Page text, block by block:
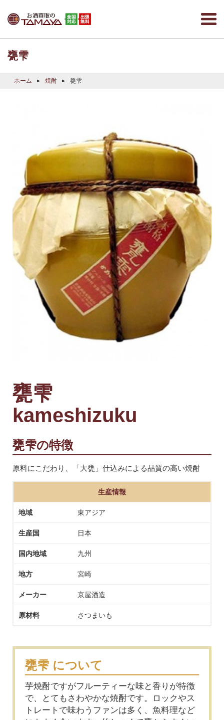
甕雫
ホーム 焼酎 甕雫
甕雫
kameshizuku
甕雫の特徴
原料にこだわり、「大甕」仕込みによる品質の高い焼酎
生産情報
地域 東アジア
生産国 日本
国内地域 九州
地方 宮崎
メーカー 京屋酒造
原材料 さつまいも
甕雫 について
芋焼酎ですがフルーティーな味と香りが特徴
で、とてもさわやかな焼酎です。ロックやス
トレートで味わうファンは多く、魚料理など